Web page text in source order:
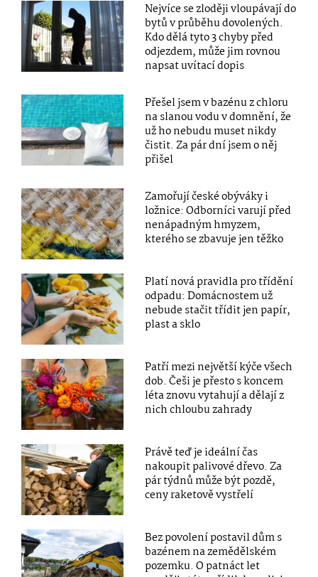
Nejvíce se zloději vloupávají do
bytů v průběhu dovolených.
Kdo dělá tyto 3 chyby před
odjezdem, může jim rovnou
napsat uvítací dopis
Přešel jsem v bazénu z chloru
na slanou vodu v domnění, že
už ho nebudu muset nikdy
čistit. Za pár dní jsem o něj
přišel
Zamořují české obýváky i
ložnice: Odborníci varují před
nenápadným hmyzem,
kterého se zbavuje jen těžko
Platí nová pravidla pro třídění
odpadu: Domácnostem už
nebude stačit třídit jen papír,
plast a sklo
Patří mezi největší kýče všech
dob. Češi je přesto s koncem
léta znovu vytahují a dělají z
nich chloubu zahrady
Právě teď je ideální čas
nakoupit palivové dřevo. Za
pár týdnů může být pozdě,
ceny raketově vystřelí
Bez povolení postavil dům s
bazénem na zemědělském
pozemku. O patnáct let